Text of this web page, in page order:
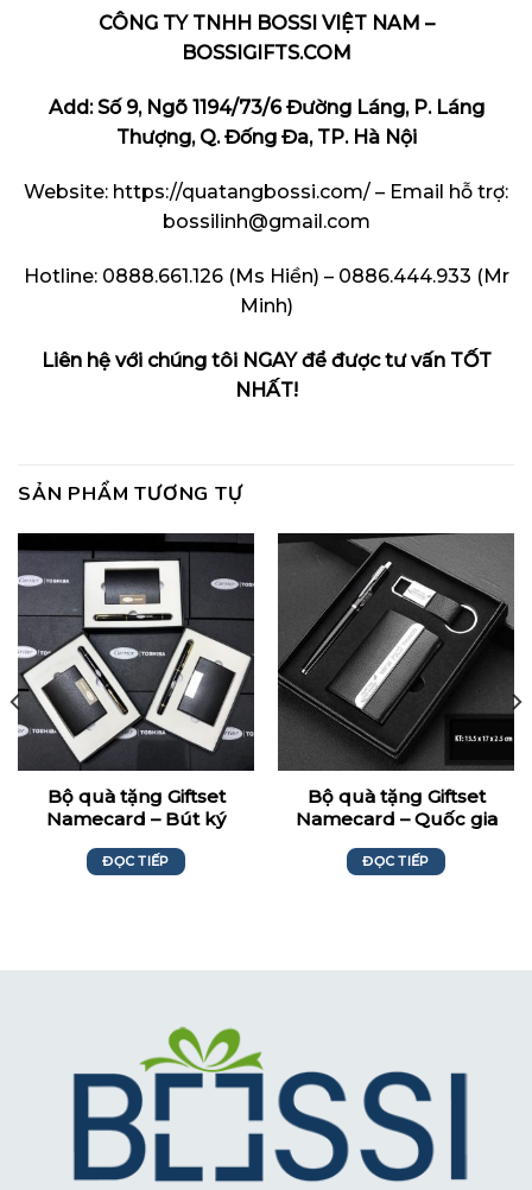
CÔNG TY TNHH BOSSI VIỆT NAM –
BOSSIGIFTS.COM
Add: Số 9, Ngõ 1194/73/6 Đường Láng, P. Láng
Thượng, Q. Đống Đa, TP. Hà Nội
Website: https://quatangbossi.com/ – Email hỗ trợ:
bossilinh@gmail.com
Hotline: 0888.661.126 (Ms Hiền) – 0886.444.933 (Mr
Minh)
Liên hệ với chúng tôi NGAY để được tư vấn TỐT
NHẤT!
SẢN PHẨM TƯƠNG TỰ
Bộ quà tặng Giftset
Namecard – Bút ký
ĐỌC TIẾP
Bộ quà tặng Giftset
Namecard – Quốc gia
ĐỌC TIẾP